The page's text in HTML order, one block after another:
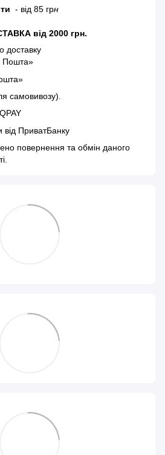
- від 85 грн
від 2000 грн.
доставку
Пошта»
самовивозу).
ПриватБанку
повернення та обмін даного